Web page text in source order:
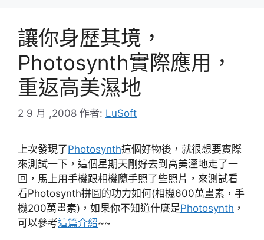
讓你身歷其境，
Photosynth實際應用，
重返高美濕地
2 9 月 ,2008 作者: LuSoft
上次發現了Photosynth這個好物後，就很想要實際
來測試一下，這個星期天剛好去到高美溼地走了一
回，馬上用手機跟相機隨手照了些照片，來測試看
看Photosynth拼圖的功力如何(相機600萬畫素，手
機200萬畫素)，如果你不知道什麼是Photosynth ，
可以參考這篇介紹~~